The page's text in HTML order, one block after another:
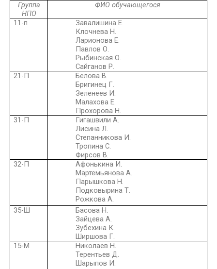
Группа
НПО
ФИО обучающегося
11-п
Завалишина Е.
Клочнева Н.
Ларионова Е.
Павлов О.
Рыбинская О.
Сайганов Р.
21-П
Белова В.
Бригинец Г.
Зеленеев И.
Малахова Е.
Прохорова Н.
31-П
Гигашвили А.
Лисина Л.
Степанникова И.
Тропина С.
Фирсов В.
32-П
Афонькина И.
Мартемьянова А.
Парышкова Н.
Подковырина Т.
Рожкова А.
35-Ш
Басова Н.
Зайцева А.
Зубехина К.
Ширшова Г.
15-М
Николаев Н.
Терентьев Д.
Шарыпов И.